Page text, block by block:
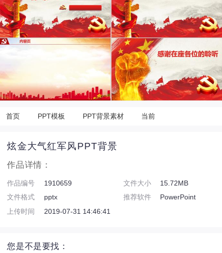
首页 PPT模板 PPT背景素材 当前
炫金大气红军风PPT背景
作品详情：
作品编号 1910659 文件大小
15.72MB
文件格式
pptx 推荐软件
PowerPoint
上传时间
2019-07-31 14:46:41
您是不是要找：